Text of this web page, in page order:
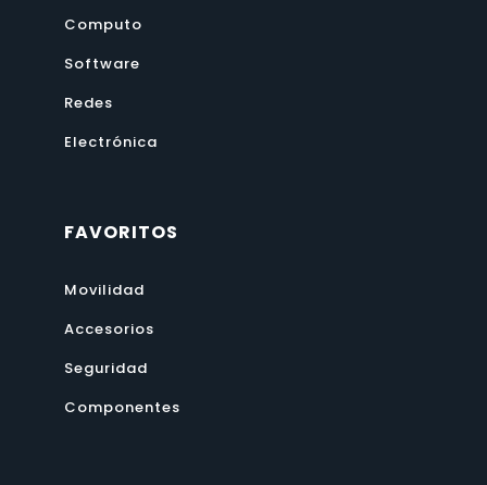
Computo
Software
Redes
Electrónica
FAVORITOS
Movilidad
Accesorios
Seguridad
Componentes